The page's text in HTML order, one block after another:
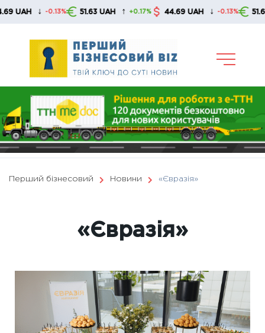
Skip
51.63 UAH ↑ +0.17% 44.69 UAH ↓ -0.13% 51.63 UAH ↑
Перший бізнесовий Новини «Євразія»
«Євразія»